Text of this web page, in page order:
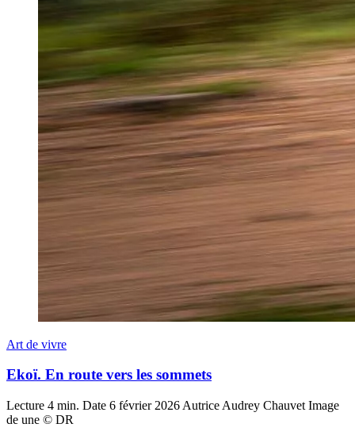
Art de vivre
Ekoï. En route vers les sommets
Lecture 4 min. Date 6 février 2026 Autrice Audrey Chauvet Image
de une © DR